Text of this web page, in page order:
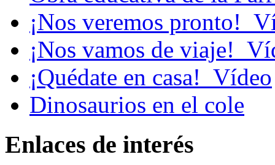
¡Nos veremos
¡Nos vamos de
¡Quédate en casa!_Vídeo
Dinosaurios en el cole
Enlaces de interés